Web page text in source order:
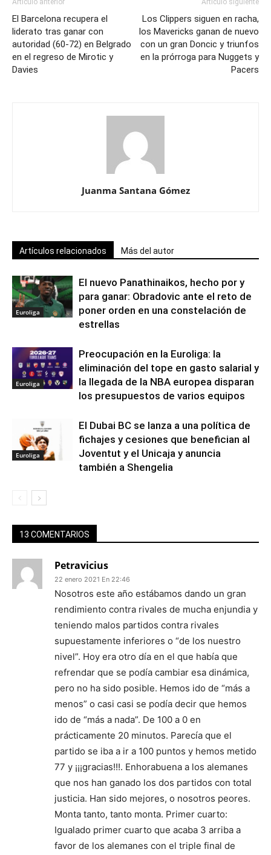
Artículo anterior
El Barcelona recupera el
liderato tras ganar con
autoridad (60-72) en Belgrado
en el regreso de Mirotic y
Davies
Artículo siguiente
Los Clippers siguen en racha,
los Mavericks ganan de nuevo
con un gran Doncic y triunfos
en la prórroga para Nuggets y
Pacers
Juanma Santana Gómez
Artículos relacionados Más del autor
Euroliga
El nuevo Panathinaikos, hecho por y
para ganar: Obradovic ante el reto de
poner orden en una constelación de
estrellas
Euroliga
Preocupación en la Euroliga: la
eliminación del tope en gasto salarial y
la llegada de la NBA europea disparan
los presupuestos de varios equipos
Euroliga
El Dubai BC se lanza a una política de
fichajes y cesiones que benefician al
Joventut y el Unicaja y anuncia
también a Shengelia
13 COMENTARIOS
Petravicius
22 enero 2021 En 22:46
Nosotros este año estábamos dando un gran
rendimiento contra rivales de mucha enjundia y
teniendo malos partidos contra rivales
supuestamente inferiores o “de los nuestro
nivel”. Hoy era otro día en el que había que
refrendar que se podía cambiar esa dinámica,
pero no ha sido posible. Hemos ido de “más a
menos” o casi casi se podía decir que hemos
ido de “más a nada”. De 100 a 0 en
prácticamente 20 minutos. Parecía que el
partido se iba a ir a 100 puntos y hemos metido
77 y ¡¡¡gracias!!!. Enhorabuena a los alemanes
que nos han ganado los dos partidos con total
justicia. Han sido mejores, o nosotros peores.
Monta tanto, tanto monta. Primer cuarto:
Igualado primer cuarto que acaba 3 arriba a
favor de los alemanes con el triple final de